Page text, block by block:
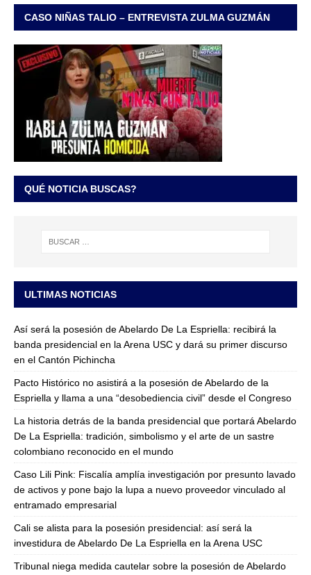
CASO NIÑAS TALIO – ENTREVISTA ZULMA GUZMÁN
QUÉ NOTICIA BUSCAS?
ULTIMAS NOTICIAS
Así será la posesión de Abelardo De La Espriella: recibirá la
banda presidencial en la Arena USC y dará su primer discurso
en el Cantón Pichincha
Pacto Histórico no asistirá a la posesión de Abelardo de la
Espriella y llama a una “desobediencia civil” desde el Congreso
La historia detrás de la banda presidencial que portará Abelardo
De La Espriella: tradición, simbolismo y el arte de un sastre
colombiano reconocido en el mundo
Caso Lili Pink: Fiscalía amplía investigación por presunto lavado
de activos y pone bajo la lupa a nuevo proveedor vinculado al
entramado empresarial
Cali se alista para la posesión presidencial: así será la
investidura de Abelardo De La Espriella en la Arena USC
Tribunal niega medida cautelar sobre la posesión de Abelardo